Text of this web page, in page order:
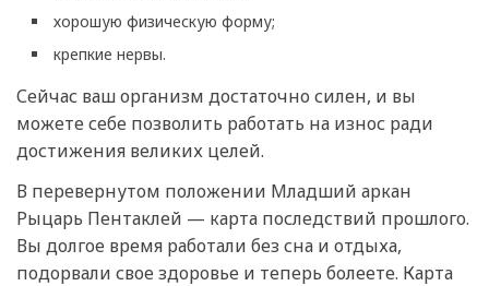
хорошую физическую форму;
крепкие нервы.
Сейчас ваш организм достаточно силен, и вы
можете себе позволить работать на износ ради
достижения великих целей.
В перевернутом положении Младший аркан
Рыцарь Пентаклей — карта последствий прошлого.
Вы долгое время работали без сна и отдыха,
подорвали свое здоровье и теперь болеете. Карта